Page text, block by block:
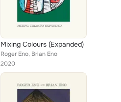
Mixing Colours (Expanded)
Roger Eno, Brian Eno
2020